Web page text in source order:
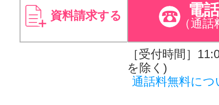
資料請求する 電
（通話
［受付時間］
を除く)
通話料無料につ